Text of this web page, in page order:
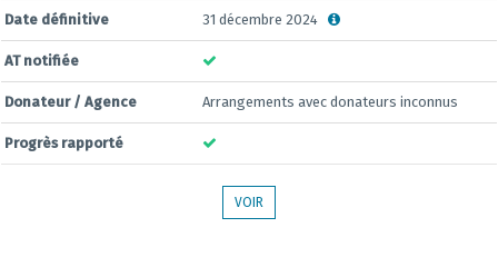
Date définitive 31 décembre 2024
AT notifiée
Donateur / Agence Arrangements avec donateurs inconnus
Progrès rapporté
VOIR